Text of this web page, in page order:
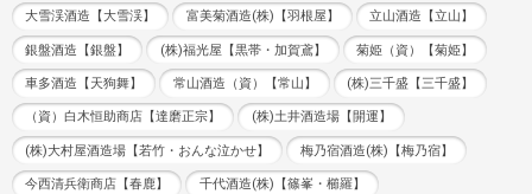
大雪渓酒造【大雪渓】 富美菊酒造(株)【羽根屋】 立山酒造【立山】
銀盤酒造【銀盤】 (株)福光屋【黒帯・加賀鳶】 菊姫（資）【菊姫】
車多酒造【天狗舞】 常山酒造（資）【常山】 (株)三千盛【三千盛】
（資）白木恒助商店【達磨正宗】 (株)土井酒造場【開運】
(株)大村屋酒造場【若竹・おんな泣かせ】 梅乃宿酒造(株)【梅乃宿】
今西清兵衛商店【春鹿】 千代酒造(株)【篠峯・櫛羅】